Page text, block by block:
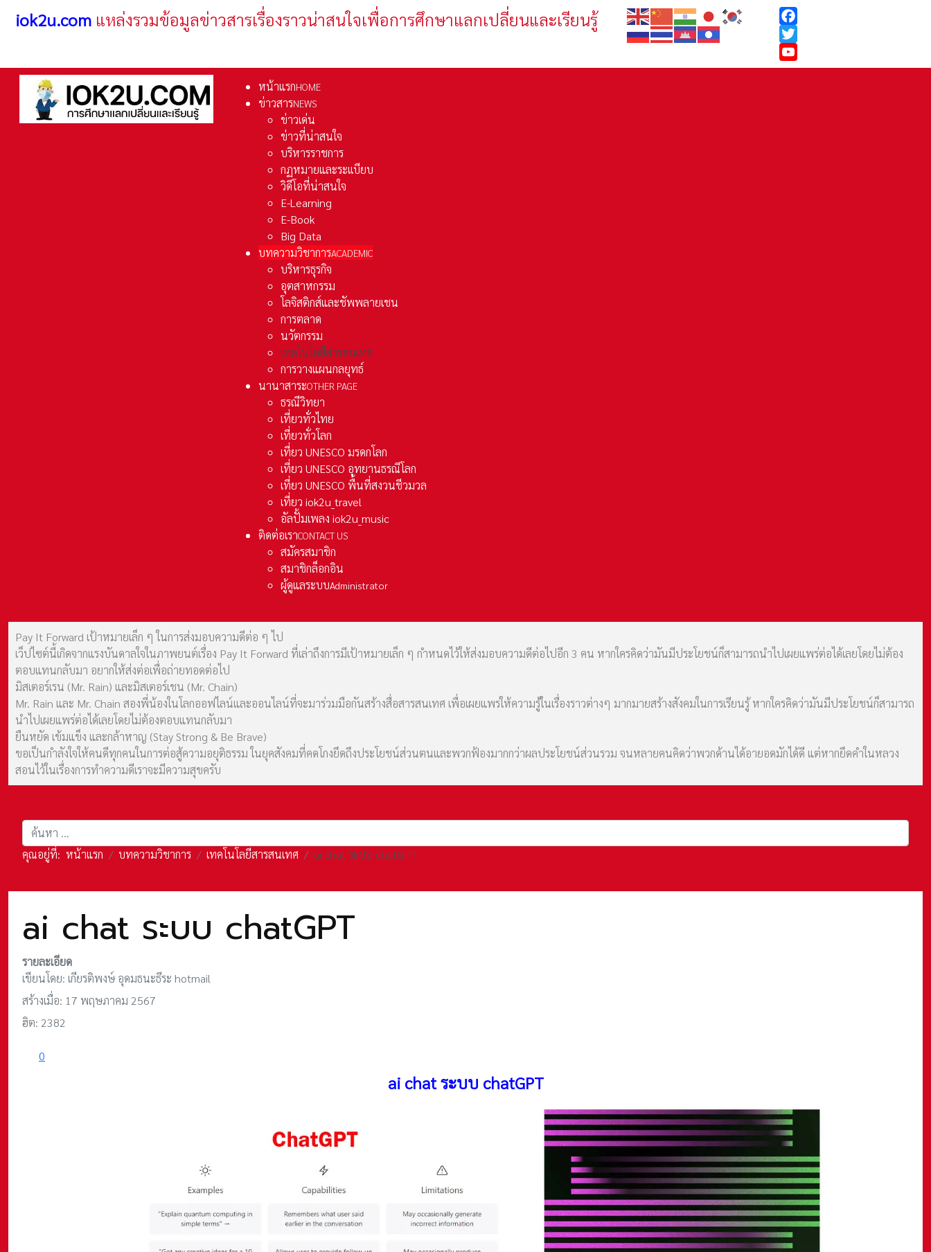
iok2u.com แหล่งรวมข้อมูลข่าวสารเรื่องราวน่าสนใจเพื่อการศึกษาแลกเปลี่ยนและเรียนรู้
Facebook
Twitter
YouTube
หน้าแรกHOME
ข่าวสารNEWS
ข่าวเด่น
ข่าวที่น่าสนใจ
บริหารราชการ
กฏหมายและระเเบียบ
วิดีโอที่น่าสนใจ
E-Learning
E-Book
Big Data
บทความวิชาการACADEMIC
บริหารธุรกิจ
อุตสาหกรรม
โลจิสติกส์และชัพพลายเชน
การตลาด
นวัตกรรม
เทคโนโลยีสารสนเทศ
การวางแผนกลยุทธ์
นานาสาระOTHER PAGE
ธรณีวิทยา
เที่ยวทั่วไทย
เที่ยวทั่วโลก
เที่ยว UNESCO มรดกโลก
เที่ยว UNESCO อุทยานธรณีโลก
เที่ยว UNESCO พื้นที่สงวนชีวมวล
เที่ยว iok2u_travel
อัลปั้มเพลง iok2u_music
ติดต่อเราCONTACT US
สมัครสมาชิก
สมาชิกล็อกอิน
ผู้ดูแลระบบAdministrator
Pay It Forward เป้าหมายเล็ก ๆ ในการส่งมอบความดีต่อ ๆ ไป
เว็ปไซต์นี้เกิดจากแรงบันดาลใจในภาพยนต์เรื่อง Pay It Forward ที่เล่าถึงการมีเป้าหมายเล็ก ๆ กำหนดไว้ให้ส่งมอบความดีต่อไปอีก 3 คน หากใครคิดว่ามันมีประโยชน์ก็สามารถนำไปเผยแพร่ต่อได้เลยโดยไม่ต้อง
ตอบแทนกลับมา อยากให้ส่งต่อเพื่อถ่ายทอดต่อไป
มิสเตอร์เรน (Mr. Rain) และมิสเตอร์เชน (Mr. Chain)
Mr. Rain และ Mr. Chain สองพี่น้องในโลกออฟไลน์และออนไลน์ที่จะมาร่วมมือกันสร้างสื่อสารสนเทศ เพื่อเผยแพร่ให้ความรู้ในเรื่องราวต่างๆ มากมายสร้างสังคมในการเรียนรู้ หากใครคิดว่ามันมีประโยชน์ก็สามารถ
นำไปเผยแพร่ต่อได้เลยโดยไม่ต้องตอบแทนกลับมา
ยืนหยัด เข้มแข็ง และกล้าหาญ (Stay Strong & Be Brave)
ขอเป็นกำลังใจให้คนดีทุกคนในการต่อสู้ความอยุติธรรม ในยุคสังคมที่คดโกงยึดถึงประโยชน์ส่วนตนและพวกฟ้องมากกว่าผลประโยชน์ส่วนรวม จนหลายคนคิดว่าพวกด้านได้อายอดมักได้ดี แต่หากยึดคำในหลวง
สอนไว้ในเรื่องการทำความดีเราจะมีความสุขครับ
การค้นหา
คุณอยู่ที่: หน้าแรก บทความวิชาการ เทคโนโลยีสารสนเทศ ai chat ระบบ chatGPT
ai chat ระบบ chatGPT
รายละเอียด
เขียนโดย: เกียรติพงษ์ อุดมธนะธีระ hotmail
สร้างเมื่อ: 17 พฤษภาคม 2567
ฮิต: 2382
0
ai chat ระบบ chatGPT